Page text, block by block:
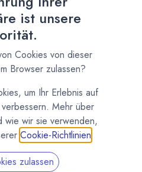
Schokolade, Milchschokolade
Nüsse und Gewürze.
Schokoladen zum
Crus Schokoladen. Tafeln aus
und von ausgewählten
Ecuador, Heinde & Verre aus
aus Frankreich.
ist unsere
Cookies von dieser
Browser zulassen?
um Ihr Erlebnis auf
Mehr über
wie wir sie verwenden,
Cookie-Richtlinien
zulassen